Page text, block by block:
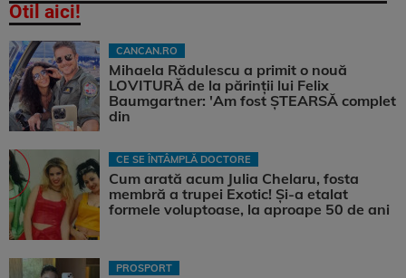
Otil aici!
CANCAN.RO
Mihaela Rădulescu a primit o nouă
LOVITURĂ de la părinții lui Felix
Baumgartner: 'Am fost ȘTEARSĂ complet
din
CE SE ÎNTÂMPLĂ DOCTORE
Cum arată acum Julia Chelaru, fosta
membră a trupei Exotic! Și-a etalat
formele voluptoase, la aproape 50 de ani
PROSPORT